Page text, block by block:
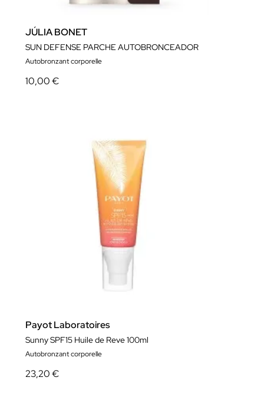
JÚLIA BONET
SUN DEFENSE PARCHE AUTOBRONCEADOR
Autobronzant corporelle
10,00 €
Payot Laboratoires
Sunny SPF15 Huile de Reve 100ml
Autobronzant corporelle
23,20 €